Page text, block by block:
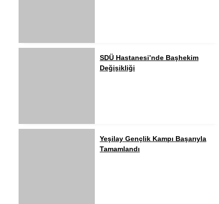
SDÜ Hastanesi’nde Başhekim
Değişikliği
Yeşilay Gençlik Kampı Başarıyla
Tamamlandı